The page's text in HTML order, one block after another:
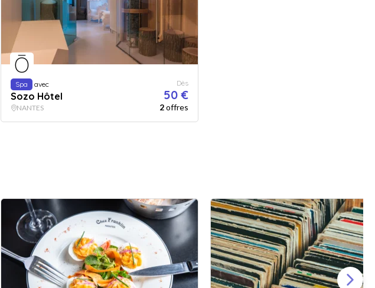
Spa avec
Sozo Hôtel
Dès
50 €
NANTES 2offres